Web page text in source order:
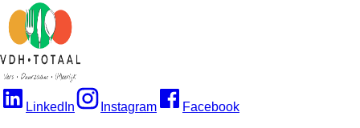
LinkedIn Instagram Facebook